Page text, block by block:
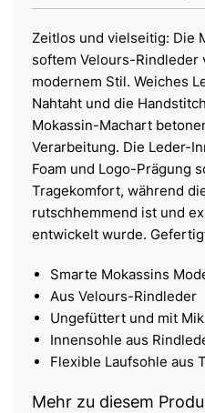
Zeitlos und vielseitig: Die
softem Velours-
modernem Stil. Weiches
Nahtaht und die
Mokassin-Machart
Verarbeitung. Die Leder-
Foam und Logo-Prägung
Tragekomfort, während
rutschhemmend ist und
entwickelt wurde.
Smarte Mokassins
Aus Velours-Rindleder
Ungefüttert und mit
Innensohle aus
Flexible Laufsohle aus
Mehr zu diesem